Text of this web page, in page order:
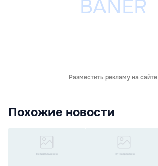
Разместить рекламу на сайте
Похожие новости